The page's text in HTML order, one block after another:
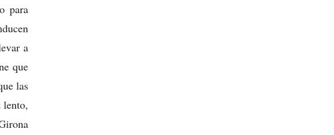
para
a
que
las
lento,